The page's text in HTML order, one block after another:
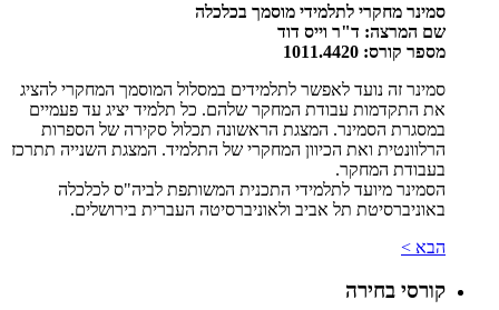
סמינר מחקרי לתלמידי מוסמך בכלכלה
שם המרצה: ד"ר וייס דוד
מספר קורס: 1011.4420
סמינר זה נועד לאפשר לתלמידים במסלול המוסמך המחקרי להציג
את התקדמות עבודת המחקר שלהם. כל תלמיד יציג עד פעמיים
במסגרת הסמינר. המצגת הראשונה תכלול סקירה של הספרות
הרלוונטית ואת הכיוון המחקרי של התלמיד. המצגת השנייה תתרכז
בעבודת המחקר.
הסמינר מיועד לתלמידי התכנית המשותפת לביה"ס לכלכלה
באוניברסיטת תל אביב ולאוניברסיטה העברית בירושלים.
הבא >
קורסי בחירה